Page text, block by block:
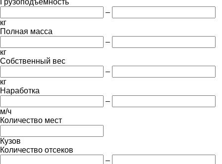
–
кг
Полная масса
–
кг
Собственный вес
–
кг
Наработка
–
м/ч
Количество мест
Кузов
Количество отсеков
–